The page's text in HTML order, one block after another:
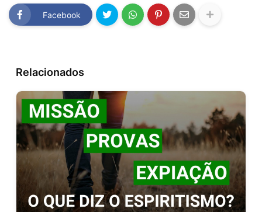
Facebook
Relacionados